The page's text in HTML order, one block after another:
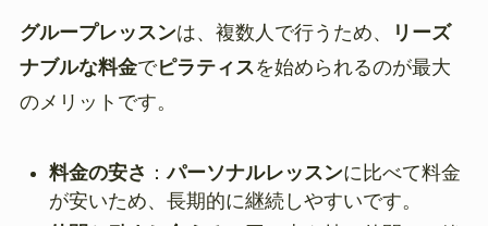
グループレッスンは、複数人で行うため、
リーズ
ナブルな料金でピラティスを始められるのが最大
のメリットです。
料金の安さ ：パーソナルレッスンに比べて料金
が安いため、長期的に継続しやすいです。